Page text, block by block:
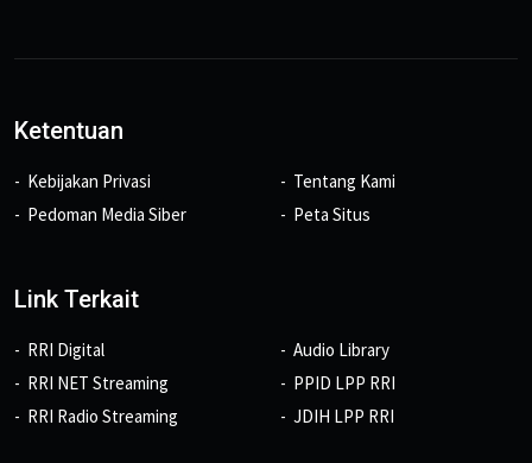
Ketentuan
Kebijakan Privasi
Pedoman Media Siber
Tentang Kami
Peta Situs
Link Terkait
RRI Digital
RRI NET Streaming
RRI Radio Streaming
Audio Library
PPID LPP RRI
JDIH LPP RRI